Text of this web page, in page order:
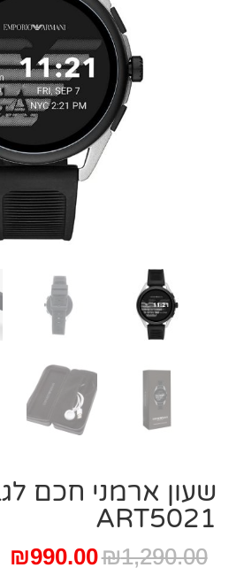
שעון ארמני חכם
ART5021
₪1,290.00
המחיר ₪990.00